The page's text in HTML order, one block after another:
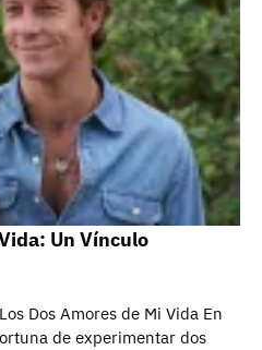
Un Vínculo
Dos Amores de Mi Vida En
de experimentar dos